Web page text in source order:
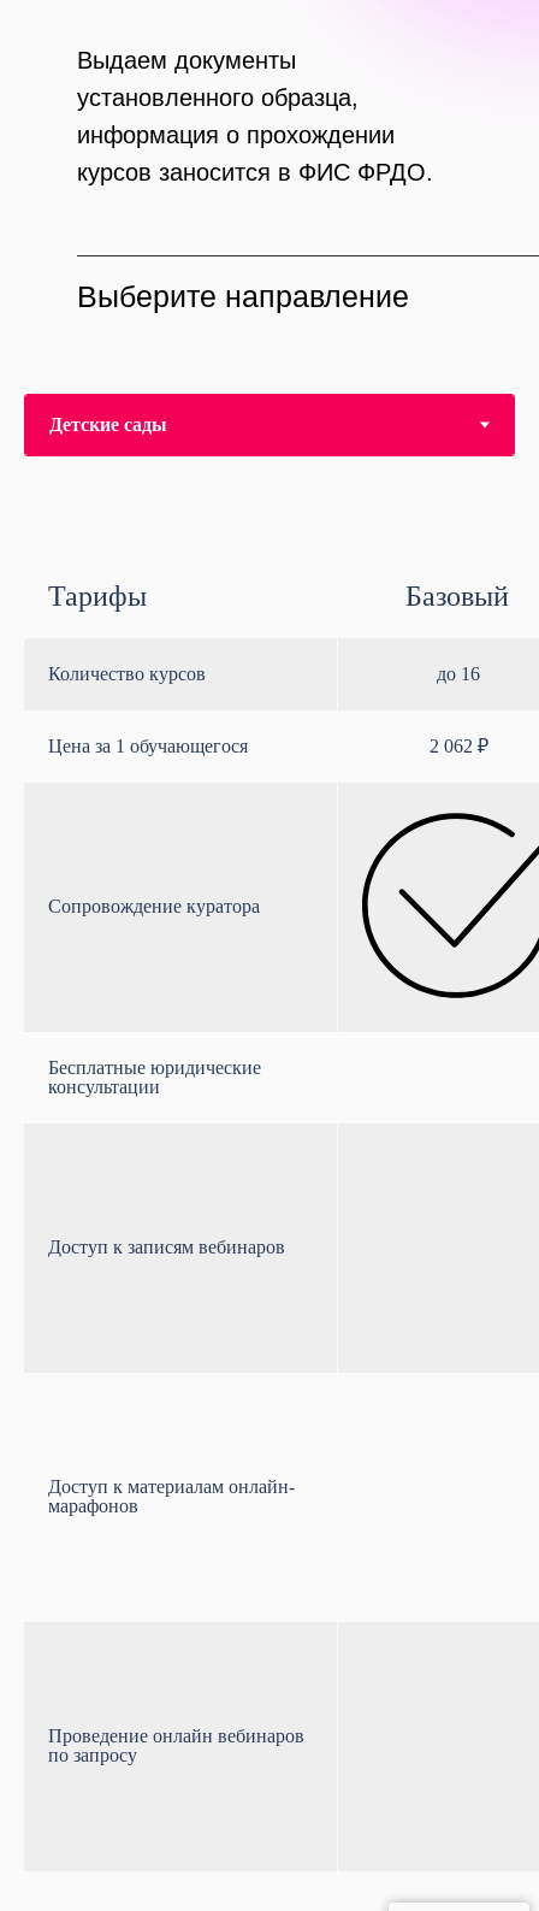
Выдаем документы
установленного образца,
информация о прохождении
курсов заносится в ФИС ФРДО.
Выберите направление
Тарифы Базовый
Количество курсов до 16
Цена за 1 обучающегося 2 062 ₽
Сопровождение куратора
Бесплатные юридические
консультации
Доступ к записям вебинаров
Доступ к материалам онлайн-
марафонов
Проведение онлайн вебинаров
по запросу